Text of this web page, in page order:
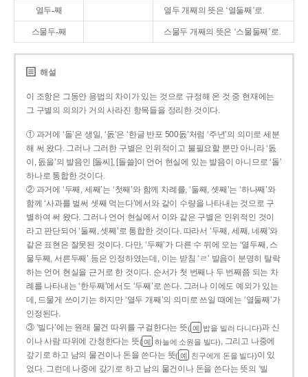
열두-째 열두 개째의 뜻은 ‘열둘째’로.
스물두-째 스물두 개째의 뜻은 ‘스물둘째’로.
해설
이 조항은 그동안 용법의 차이가 있는 것으로 규정해 온 것 중 현재에는
그 구별의 의의가 거의 사라진 항목들을 정리한 것이다.
① 과거에 ‘돌’은 생일, ‘돐’은 ‘한글 반포 500돐’처럼 ‘주년’의 의미로 세분
해 써 왔다. 그러나 그러한 구별은 인위적이고 불필요할 뿐만 아니라 ‘돐
이, 돐을’의 발음인 [돌씨], [돌쓸]이 언어 현실에 있는 발음이 아니므로 ‘돌’
하나로 통합한 것이다.
② 과거에 ‘두째, 세째’는 ‘첫째’와 함께 차례를, ‘둘째, 셋째’는 ‘하나째’와
함께 ‘사과를 벌써 셋째 먹는다’에서와 같이 수량을 나타내는 것으로 구
별하여 써 왔다. 그러나 언어 현실에서 이와 같은 구별은 인위적인 것이
라고 판단되어 ‘둘째, 셋째’로 통합한 것이다. 따라서 ‘두째, 세째, 네째’와
같은 표현은 잘못된 것이다. 다만, ‘두째’가 다른 수 뒤에 오는 ‘열두째, 스
물두째, 서른두째’ 등은 인정하였는데, 이는 받침 ‘ㄹ’ 발음이 분명히 탈락
하는 언어 현실을 근거로 한 것이다. 순서가 첫 번째나 두 번째쯤 되는 차
례를 나타내는 ‘한두째’에서도 ‘두째’로 쓴다. 그러나 이에도 예외가 있는
데, 드물게 쓰이기는 하지만 ‘열두 개째’의 의미로 쓰일 때에는 ‘열둘째’가
인정된다.
③ ‘빌다’에는 원래 물건 따위를 구걸한다는 뜻( 예 밥을 빌러 다니다)과 신
이나 사람 따위에 간청한다는 뜻( 예 하늘에 소원을 빌다), 그리고 나중에
갚기로 하고 남의 물건이나 돈을 쓴다는 뜻( 예 친구에게 돈을 빌다)이 있
었다. 그런데 나중에 갚기로 하고 남의 물건이나 돈을 쓴다는 뜻의 ‘빌